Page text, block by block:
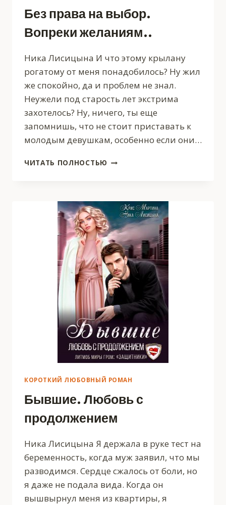
Без права на выбор.
Вопреки желаниям..
Ника Лисицына И что этому крылану
рогатому от меня понадобилось? Ну жил
же спокойно, да и проблем не знал.
Неужели под старость лет экстрима
захотелось? Ну, ничего, ты еще
запомнишь, что не стоит приставать к
молодым девушкам, особенно если они…
ЧИТАТЬ ПОЛНОСТЬЮ БЕЗ
ВОПРЕКИ
ЖЕЛАНИЯМ..
КОРОТКИЙ ЛЮБОВНЫЙ РОМАН
Бывшие. Любовь с
продолжением
Ника Лисицына Я держала в руке тест на
беременность, когда муж заявил, что мы
разводимся. Сердце сжалось от боли, но
я даже не подала вида. Когда он
вышвырнул меня из квартиры, я